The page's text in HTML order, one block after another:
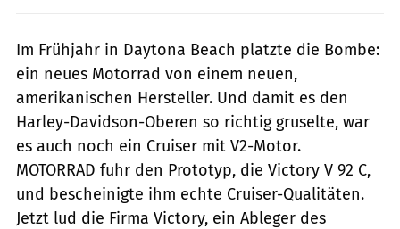
Im Frühjahr in Daytona Beach platzte die Bombe:
ein neues Motorrad von einem neuen,
amerikanischen Hersteller. Und damit es den
Harley-Davidson-Oberen so richtig gruselte, war
es auch noch ein Cruiser mit V2-Motor.
MOTORRAD fuhr den Prototyp, die Victory V 92 C,
und bescheinigte ihm echte Cruiser-Qualitäten.
Jetzt lud die Firma Victory, ein Ableger des